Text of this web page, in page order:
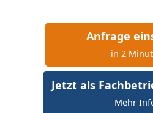
Anfrage
in 2
Jetzt als
Mehr